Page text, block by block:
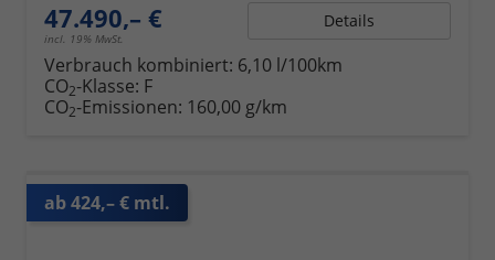
47.490,– €
incl. 19% MwSt.
Details
Verbrauch kombiniert: 6,10 l/100km
CO2-Klasse: F
CO2-Emissionen: 160,00 g/km
ab 424,– € mtl.